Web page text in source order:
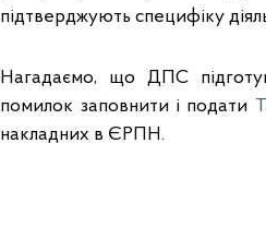
підтверджують специфіку
Нагадаємо, що ДПС
помилок заповнити і подати
накладних в ЄРПН.